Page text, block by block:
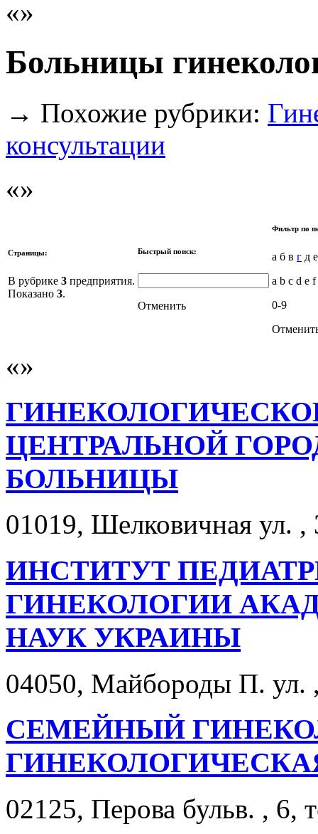
Больницы
→ Похожие рубрики:
консультации
Страницы:
В рубрике 3 предприятия.
Показано 3.
Быстрый поиск:
Отменить
Фильтр по
а б в г д
a b c d e
0-9
ЦЕНТРАЛЬНОЙ
БОЛЬНИЦЫ
01019, Шелковичная ул. ,
ИНСТИТУТ
ГИНЕКОЛОГИИ
НАУК УКРАИНЫ
04050, Майбороды П. ул.
СЕМЕЙНЫЙ
02125, Перова бульв. , 6,